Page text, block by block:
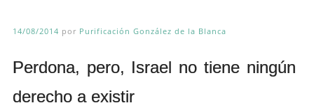
14/08/2014 por Purificación González de la Blanca
Perdona, pero, Israel no tiene ningún
derecho a existir